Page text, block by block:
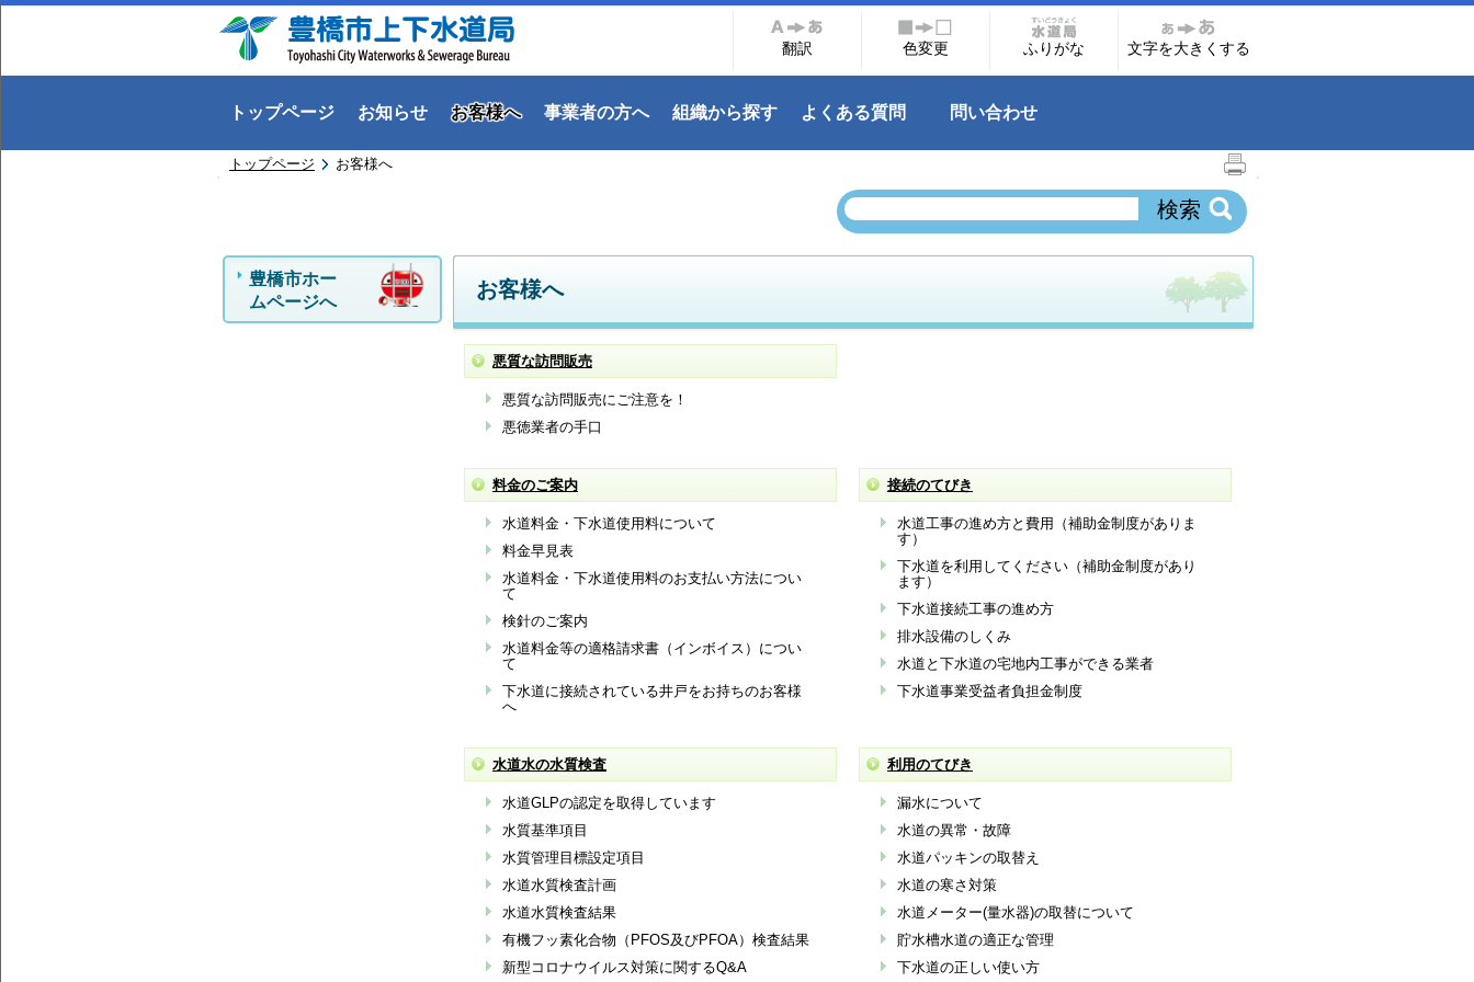
翻訳 色変更 ふりがな 文字を大きくする
トップページ お知らせ お客様へ 事業者の方へ 組織から探す よくある質問 問い合わせ
トップページ お客様へ
豊橋市ホー
ムページへ
お客様へ
悪質な訪問販売
悪質な訪問販売にご注意を！
悪徳業者の手口
料金のご案内
水道料金・下水道使用料について
料金早見表
水道料金・下水道使用料のお支払い方法につい
て
検針のご案内
水道料金等の適格請求書（インボイス）につい
て
下水道に接続されている井戸をお持ちのお客様
へ
接続のてびき
水道工事の進め方と費用（補助金制度がありま
す）
下水道を利用してください（補助金制度があり
ます）
下水道接続工事の進め方
排水設備のしくみ
水道と下水道の宅地内工事ができる業者
下水道事業受益者負担金制度
水道水の水質検査
水道GLPの認定を取得しています
水質基準項目
水質管理目標設定項目
水道水質検査計画
水道水質検査結果
有機フッ素化合物（PFOS及びPFOA）検査結果
新型コロナウイルス対策に関するQ&A
利用のてびき
漏水について
水道の異常・故障
水道パッキンの取替え
水道の寒さ対策
水道メーター(量水器)の取替について
貯水槽水道の適正な管理
下水道の正しい使い方